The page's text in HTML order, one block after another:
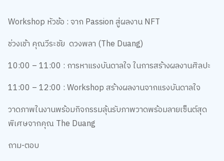
Workshop หัวข้อ : จาก Passion สู่ผลงาน NFT ​
ช่วงเช้า คุณวีระชัย ดวงพลา (The Duang)​
10:00 – 11:00 : การหาแรงบันดาลใจ ในการสร้างผลงานศิลปะ ​
11:00 – 12:00 : Workshop สร้างผลงานจากแรงบันดาลใจ ​
วาดภาพในงานพร้อมกิจกรรมลุ้นรับภาพวาดพร้อมลายเซ็นต์สุด
พิเศษจากคุณ The Duang​
ถาม-ตอบ